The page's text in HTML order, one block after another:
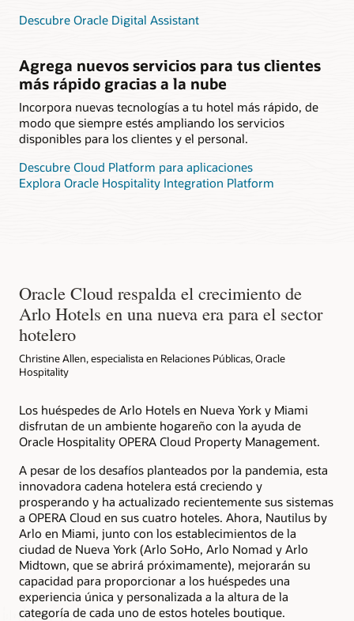
Descubre Oracle Digital Assistant
Agrega nuevos servicios para tus clientes
más rápido gracias a la nube
Incorpora nuevas tecnologías a tu hotel más rápido, de
modo que siempre estés ampliando los servicios
disponibles para los clientes y el personal.
Descubre Cloud Platform para aplicaciones
Explora Oracle Hospitality Integration Platform
Oracle Cloud respalda el crecimiento de
Arlo Hotels en una nueva era para el sector
hotelero
Christine Allen, especialista en Relaciones Públicas, Oracle
Hospitality
Los huéspedes de Arlo Hotels en Nueva York y Miami
disfrutan de un ambiente hogareño con la ayuda de
Oracle Hospitality OPERA Cloud Property Management.
A pesar de los desafíos planteados por la pandemia, esta
innovadora cadena hotelera está creciendo y
prosperando y ha actualizado recientemente sus sistemas
a OPERA Cloud en sus cuatro hoteles. Ahora, Nautilus by
Arlo en Miami, junto con los establecimientos de la
ciudad de Nueva York (Arlo SoHo, Arlo Nomad y Arlo
Midtown, que se abrirá próximamente), mejorarán su
capacidad para proporcionar a los huéspedes una
experiencia única y personalizada a la altura de la
categoría de cada uno de estos hoteles boutique.